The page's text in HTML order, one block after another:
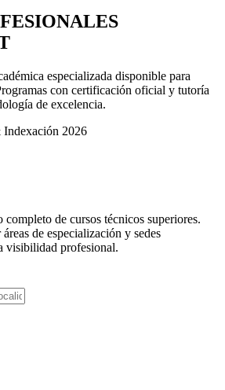
especializada disponible para
con certificación oficial y tutoría
de excelencia.
Indexación 2026
de cursos técnicos superiores.
de especialización y sedes
visibilidad profesional.